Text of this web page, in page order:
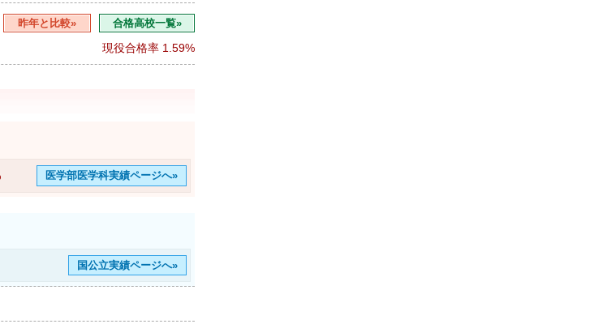
昨年と比較» 合格高校一覧»
現役合格率 1.59%
医学部医学科実績ページへ»
国公立実績ページへ»